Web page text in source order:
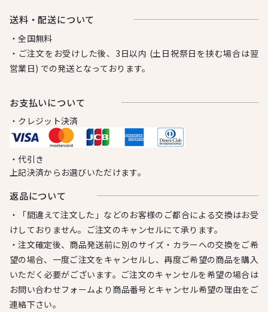
送料・配送について
・全国無料
・ご注文をお受けした後、3日以内 (土日祝祭日を挟む場合は翌
営業日) での発送となっております。
お⽀払いについて
・クレジット決済
・代引き
上記決済からお選びいただけます。
返品について
・「間違えて注文した」などのお客様のご都合による交換はお受
けしておりません。ご注文のキャンセルにて承ります。
・注文確定後、商品発送前に別のサイズ・カラーへの交換をご希
望の場合、一度ご注文をキャンセルし、再度ご希望の商品を購入
いただく必要がございます。ご注文のキャンセルを希望の場合は
お問い合わせフォームより商品番号とキャンセル希望の理由をご
連絡下さい。